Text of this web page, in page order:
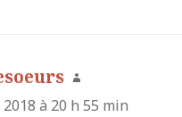
dit :
à 20 h 55 min